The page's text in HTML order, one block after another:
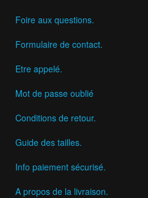
Foire aux questions.
Formulaire de contact.
Etre appelé.
Mot de passe oublié
Conditions de retour.
Guide des tailles.
Info paiement sécurisé.
A propos de la livraison.